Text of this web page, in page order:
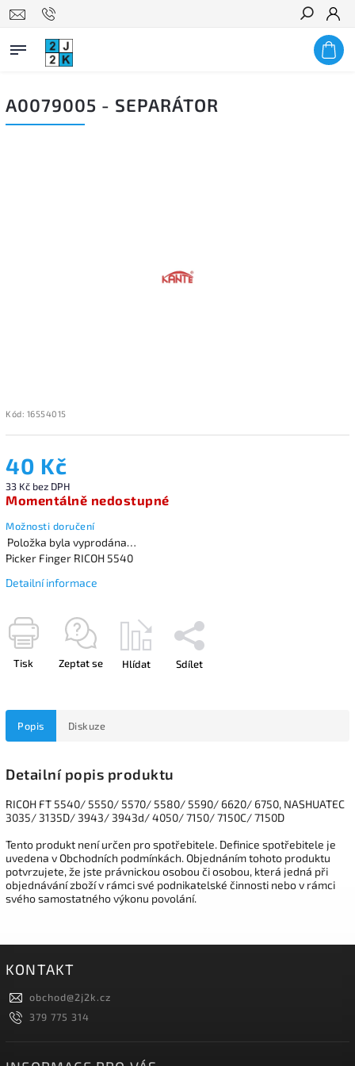
Hledat
A0079005 - SEPARÁTOR
Kód: 16554015
40 Kč
33 Kč bez DPH
Momentálně nedostupné
Možnosti doručení
Položka byla vyprodána…
Picker Finger RICOH 5540
Detailní informace
Tisk Zeptat se Hlídat Sdílet
Popis Diskuze
Detailní popis produktu
RICOH FT 5540/ 5550/ 5570/ 5580/ 5590/ 6620/ 6750, NASHUATEC
3035/ 3135D/ 3943/ 3943d/ 4050/ 7150/ 7150C/ 7150D
Tento produkt není určen pro spotřebitele. Definice spotřebitele je
uvedena v Obchodních podmínkách. Objednáním tohoto produktu
potvrzujete, že jste právnickou osobou či osobou, která jedná při
objednávání zboží v rámci své podnikatelské činnosti nebo v rámci
svého samostatného výkonu povolání.
KONTAKT
obchod@2j2k.cz
379 775 314